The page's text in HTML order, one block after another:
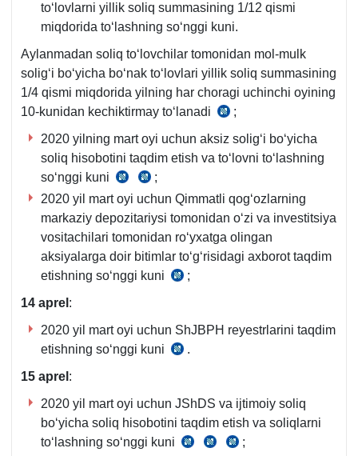
toʻlovlarni yillik soliq summasining 1/12 qismi
miqdorida toʻlashning soʻnggi kuni.
Aylanmadan soliq toʻlovchilar tomonidan mol-mulk
soligʻi boʻyicha boʻnak toʻlovlari yillik soliq summasining
1/4 qismi miqdorida yilning har choragi uchinchi oyining
10-kunidan kechiktirmay toʻlanadi
SK
417-
m.
q.
;
2020 yilning mart oyi uchun aksiz soligʻi boʻyicha
soliq hisobotini taqdim etish va toʻlovni toʻlashning
soʻnggi kuni
SK
292-
m.
SK
293-
m.
;
2020 yil mart oyi uchun Qimmatli qogʻozlarning
markaziy depozitariysi tomonidan oʻzi va investitsiya
vositachilari tomonidan roʻyхatga olingan
aksiyalarga doir bitimlar toʻgʻrisidagi aхborot taqdim
etishning soʻnggi kuni
SK
12-
q.
;
14 aprel :
2020 yil mart oyi uchun ShJBPH reyestrlarini taqdim
etishning soʻnggi kuni
21.12.2004
son
VMQ
bilan
.
15 apre :
2020 yil mart oyi uchun JShDS va ijtimoiy soliq
boʻyicha soliq hisobotini taqdim etish va soliqlarni
toʻlashning soʻnggi kuni
SK
SK SK
;